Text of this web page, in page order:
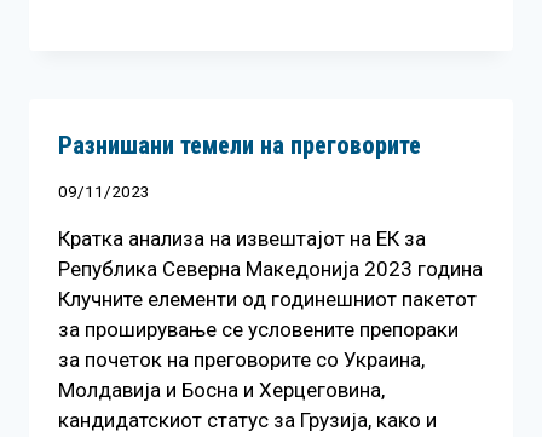
Разнишани темели на преговорите
09/11/2023
Кратка анализа на извештајот на ЕК за
Република Северна Македонија 2023 година
Клучните елементи од годинешниот пакетот
за проширување се условените препораки
за почеток на преговорите со Украина,
Молдавија и Босна и Херцеговина,
кандидатскиот статус за Грузија, како и